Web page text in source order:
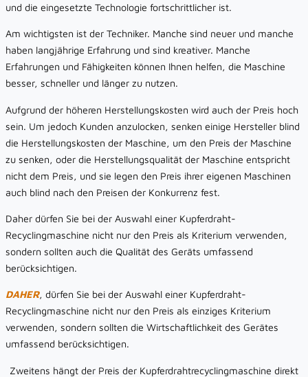
und die eingesetzte Technologie fortschrittlicher ist.
Am wichtigsten ist der Techniker. Manche sind neuer und manche
haben langjährige Erfahrung und sind kreativer. Manche
Erfahrungen und Fähigkeiten können Ihnen helfen, die Maschine
besser, schneller und länger zu nutzen.
Aufgrund der höheren Herstellungskosten wird auch der Preis hoch
sein. Um jedoch Kunden anzulocken, senken einige Hersteller blind
die Herstellungskosten der Maschine, um den Preis der Maschine
zu senken, oder die Herstellungsqualität der Maschine entspricht
nicht dem Preis, und sie legen den Preis ihrer eigenen Maschinen
auch blind nach den Preisen der Konkurrenz fest.
Daher dürfen Sie bei der Auswahl einer Kupferdraht-
Recyclingmaschine nicht nur den Preis als Kriterium verwenden,
sondern sollten auch die Qualität des Geräts umfassend
berücksichtigen.
DAHER, dürfen Sie bei der Auswahl einer Kupferdraht-
Recyclingmaschine nicht nur den Preis als einziges Kriterium
verwenden, sondern sollten die Wirtschaftlichkeit des Gerätes
umfassend berücksichtigen.
Zweitens hängt der Preis der Kupferdrahtrecyclingmaschine direkt